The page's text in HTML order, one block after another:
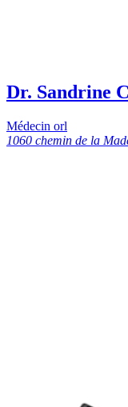
Dr. Sandrine
Médecin orl
1060 chemin de la